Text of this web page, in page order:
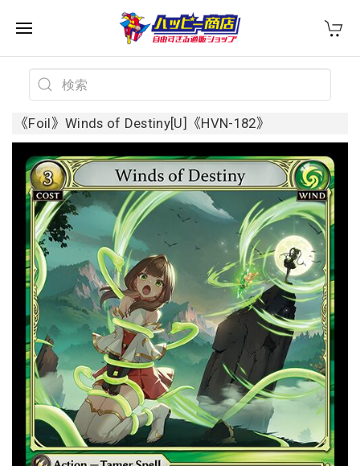
《Foil》Winds of Destiny[U]《HVN-182》